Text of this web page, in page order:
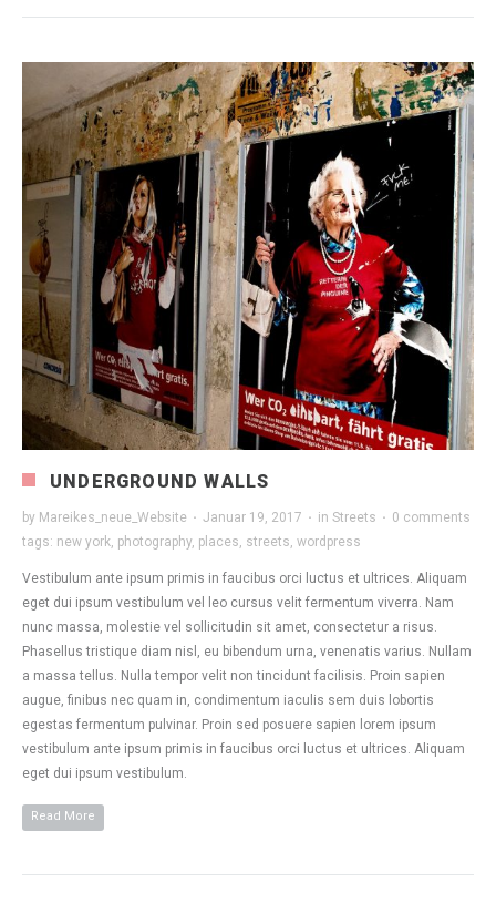
UNDERGROUND WALLS
by Mareikes_neue_Website · Januar 19, 2017 · in Streets · 0 comments
tags: new york, photography, places, streets, wordpress
Vestibulum ante ipsum primis in faucibus orci luctus et ultrices. Aliquam
eget dui ipsum vestibulum vel leo cursus velit fermentum viverra. Nam
nunc massa, molestie vel sollicitudin sit amet, consectetur a risus.
Phasellus tristique diam nisl, eu bibendum urna, venenatis varius. Nullam
a massa tellus. Nulla tempor velit non tincidunt facilisis. Proin sapien
augue, finibus nec quam in, condimentum iaculis sem duis lobortis
egestas fermentum pulvinar. Proin sed posuere sapien lorem ipsum
vestibulum ante ipsum primis in faucibus orci luctus et ultrices. Aliquam
eget dui ipsum vestibulum.
Read More